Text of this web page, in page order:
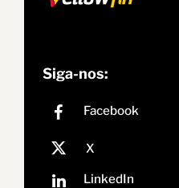
Siga-nos: